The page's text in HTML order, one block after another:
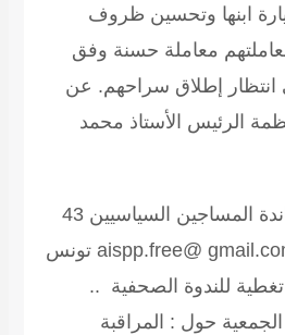
ابنها وتحسين ظروف
معاملة حسنة وفق
انتظار إطلاق سراحهم. عن
الرئيس الأستاذ محمد
المساجين السياسيين 43
نهج الجزيرة تونس aispp.free@ gmail.com تونس
تغطية للندوة الصحفية ..
حول : المراقبة